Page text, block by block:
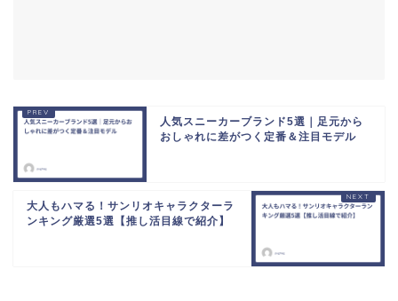
人気スニーカーブランド5選｜足元から
おしゃれに差がつく定番＆注目モデル
大人もハマる！サンリオキャラクターラ
ンキング厳選5選【推し活目線で紹介】